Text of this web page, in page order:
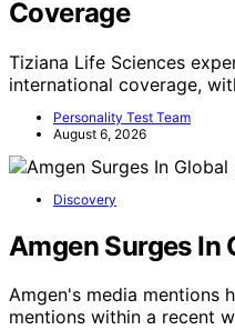
Coverage
Tiziana Life Sciences
international coverage,
Personality Test Team
August 6, 2026
Discovery
Amgen Surges In
Amgen's media mentions
mentions within a recent